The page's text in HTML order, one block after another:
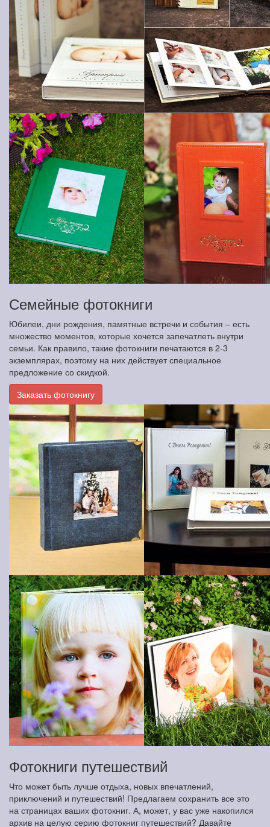
Семейные фотокниги
Юбилеи, дни рождения, памятные встречи и события – есть
множество моментов, которые хочется запечатлеть внутри
семьи. Как правило, такие фотокниги печатаются в 2-3
экземплярах, поэтому на них действует специальное
предложение со скидкой.
Заказать фотокнигу
Фотокниги путешествий
Что может быть лучше отдыха, новых впечатлений,
приключений и путешествий! Предлагаем сохранить все это
на страницах ваших фотокниг. А, может, у вас уже накопился
архив на целую серию фотокниг путешествий? Давайте